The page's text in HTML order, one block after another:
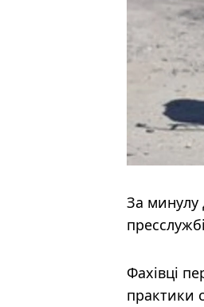
За минулу
Фахівці
практики